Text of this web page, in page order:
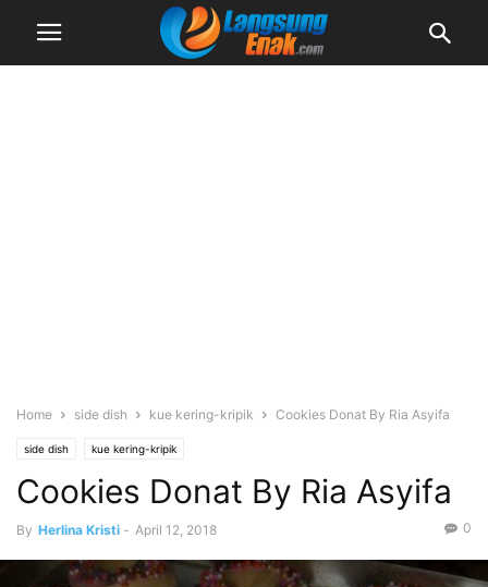
Home side dish kue kering-kripik Cookies Donat By Ria Asyifa
side dish kue kering-kripik
Cookies Donat By Ria Asyifa
By Herlina Kristi - April 12, 2018 0